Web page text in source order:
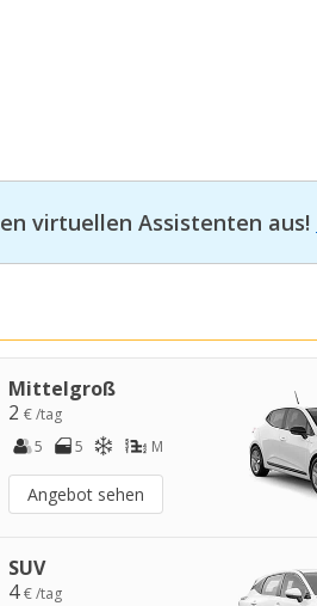
virtuellen Assistenten aus!
Mittelgroß
2€ /tag
5
5 M
Angebot sehen
SUV
4€ /tag